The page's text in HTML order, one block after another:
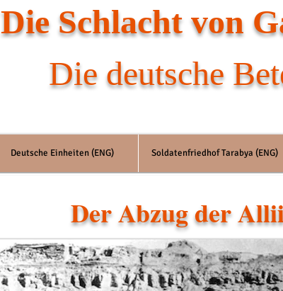
Die Schlacht von
Die deutsche
Deutsche Einheiten (ENG) Soldatenfriedhof Tarabya (ENG)
Der Abzug der